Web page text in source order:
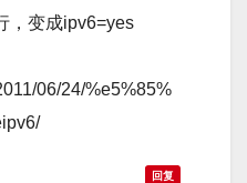
，变成ipv6=yes
06/24/%e5%85%
回复